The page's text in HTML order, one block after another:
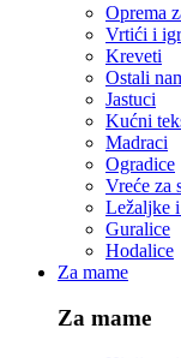
Oprema
Vrtići i
Kreveti
Ostali
Jastuci
Kućni
Madraci
Ogradice
Vreće za
Ležaljke
Guralice
Hodalice
Za mame
Za mame